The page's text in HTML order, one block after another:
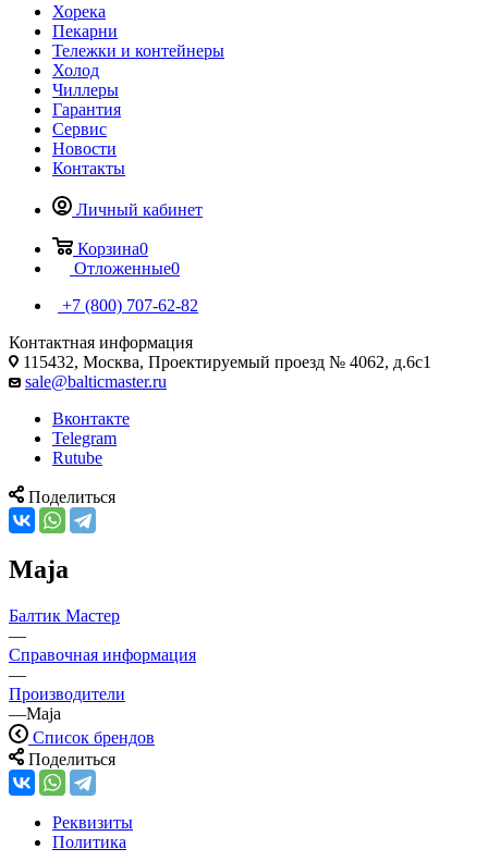
Хорека
Пекарни
Тележки и контейнеры
Холод
Чиллеры
Гарантия
Сервис
Новости
Контакты
Личный кабинет
Корзина0
Отложенные0
+7 (800) 707-62-82
Контактная информация
115432, Москва, Проектируемый проезд № 4062, д.6с1
sale@balticmaster.ru
Вконтакте
Telegram
Rutube
Поделиться
Maja
Балтик Мастер
—
Справочная информация
—
Производители
—Maja
Список брендов
Поделиться
Реквизиты
Политика